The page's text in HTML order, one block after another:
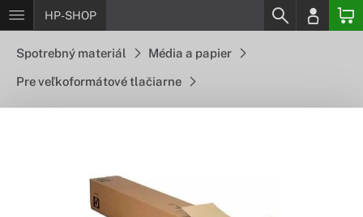
HP-SHOP
Spotrebný materiál Média a papier
Pre veľkoformátové tlačiarne